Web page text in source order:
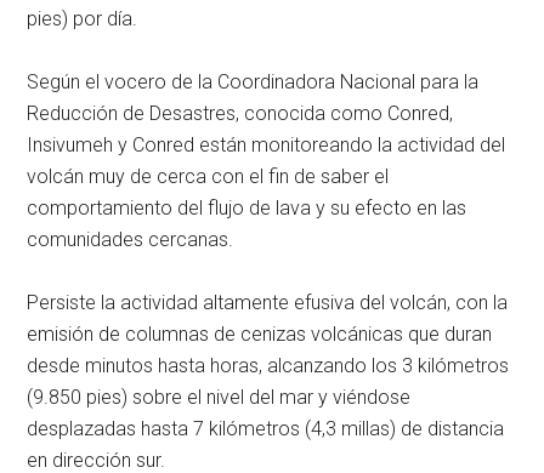
pies) por día.
Según el vocero de la Coordinadora Nacional para la
Reducción de Desastres, conocida como Conred,
Insivumeh y Conred están monitoreando la actividad del
volcán muy de cerca con el fin de saber el
comportamiento del flujo de lava y su efecto en las
comunidades cercanas.
Persiste la actividad altamente efusiva del volcán, con la
emisión de columnas de cenizas volcánicas que duran
desde minutos hasta horas, alcanzando los 3 kilómetros
(9.850 pies) sobre el nivel del mar y viéndose
desplazadas hasta 7 kilómetros (4,3 millas) de distancia
en dirección sur.